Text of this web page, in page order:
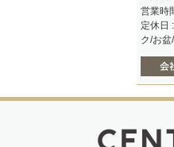
営業時
定休日
ク/お